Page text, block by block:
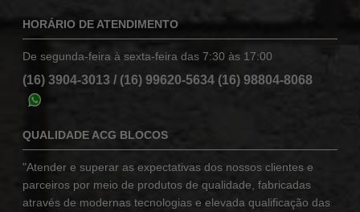
HORÁRIO DE ATENDIMENTO
De segunda-feira à sexta-feira das 7:30 às 17:00
(16) 3904-3013 / (16) 99620-5634 (16) 98804-8068
QUALIDADE ACG BLOCOS
"Atender e superar as expectativas dos nossos clientes e
parceiros por meio de produtos de qualidade, fabricadas
através de modernas tecnologias e elevada qualificação das